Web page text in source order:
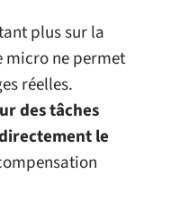
plus sur la
micro ne permet
réelles.
des tâches
le